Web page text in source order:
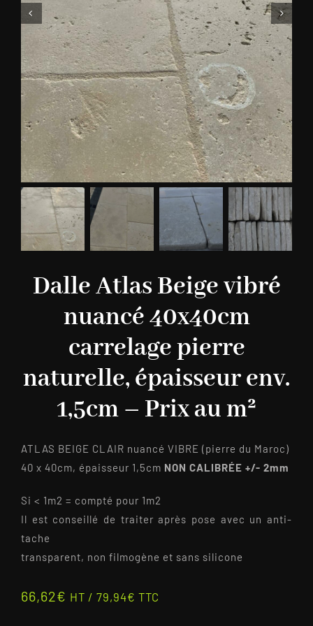
Dalle Atlas Beige vibré
nuancé 40x40cm
carrelage pierre
naturelle, épaisseur env.
1,5cm – Prix au m²
ATLAS BEIGE CLAIR nuancé VIBRE (pierre du Maroc)
40 x 40cm, épaisseur 1,5cm NON CALIBRÉE +/- 2mm
Si < 1m2 = compté pour 1m2
Il est conseillé de traiter après pose avec un anti-
tache
transparent, non filmogène et sans silicone
66,62€ HT / 79,94€ TTC